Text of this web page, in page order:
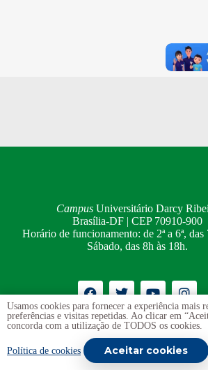
CampusUniversitário Darcy
Brasília-DF | CEP 70910-900
Horário de funcionamento: de 2ª a 6ª, das
Sábado, das 8h às 18h.
OuvidoriaUnB
Transparência e Prestação de
Usamos cookies para fornecer a experiência mais
preferências e visitas repetidas. Ao clicar em
concorda com a utilização de TODOS os cookies.
Política de cookies Aceitar cookies